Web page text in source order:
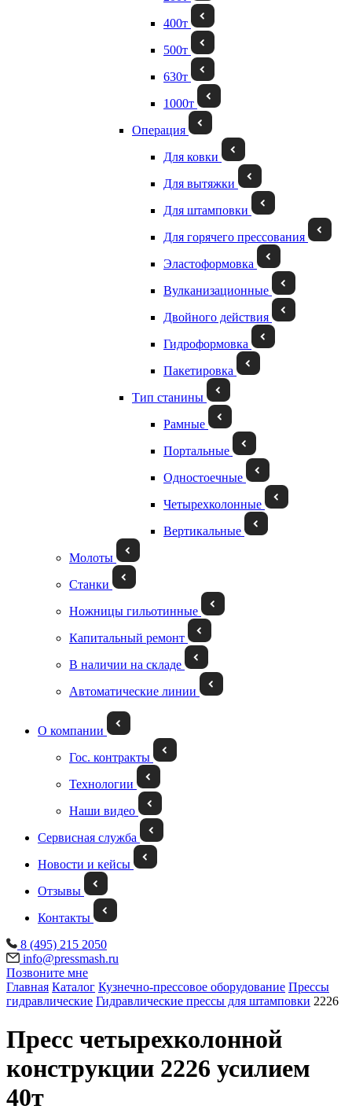
400т
500т
630т
1000т
Операция
Для ковки
Для вытяжки
Для штамповки
Для горячего прессования
Эластоформовка
Вулканизационные
Двойного действия
Гидроформовка
Пакетировка
Тип станины
Рамные
Портальные
Одностоечные
Четырехколонные
Вертикальные
Молоты
Станки
Ножницы гильотинные
Капитальный ремонт
В наличии на складе
Автоматические линии
О компании
Гос. контракты
Технологии
Наши видео
Сервисная служба
Новости и кейсы
Отзывы
Контакты
8 (495) 215 2050
info@pressmash.ru
Позвоните мне
Главная Каталог Кузнечно-прессовое оборудование Прессы
гидравлические Гидравлические прессы для штамповки 2226
Пресс четырехколонной
конструкции 2226 усилием
40т